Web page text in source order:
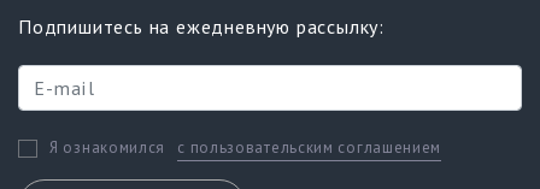
Подпишитесь на ежедневную рассылку:
Я ознакомился с пользовательским соглашением